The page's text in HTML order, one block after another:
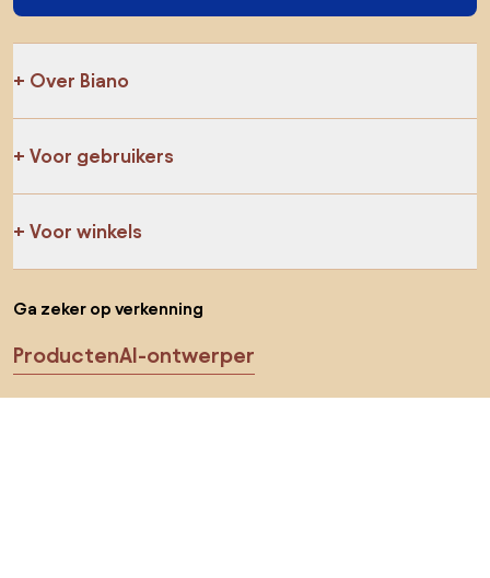
Over Biano
Voor gebruikers
Voor winkels
Ga zeker op verkenning
ProductenAI-ontwerper